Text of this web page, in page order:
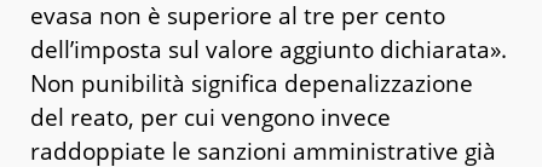
evasa non è superiore al tre per cento
dell’imposta sul valore aggiunto dichiarata».
Non punibilità significa depenalizzazione
del reato, per cui vengono invece
raddoppiate le sanzioni amministrative già